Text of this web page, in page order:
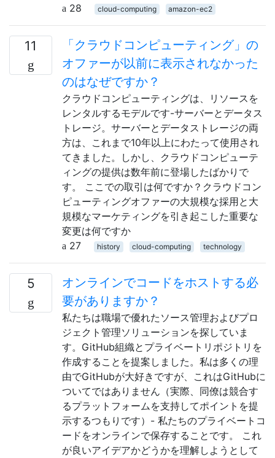
28
cloud-computing amazon-ec2
11
「クラウドコンピューティング」の
オファーが以前に表示されなかった
のはなぜですか？
クラウドコンピューティングは、リソースを
レンタルするモデルです-サーバーとデータス
トレージ。サーバーとデータストレージの両
方は、これまで10年以上にわたって使用され
てきました。しかし、クラウドコンピューテ
ィングの提供は数年前に登場したばかりで
す。 ここでの取引は何ですか？クラウドコン
ピューティングオファーの大規模な採用と大
規模なマーケティングを引き起こした重要な
変更は何ですか
27
history cloud-computing technology
5
オンラインでコードをホストする必
要がありますか？
私たちは職場で優れたソース管理およびプロ
ジェクト管理ソリューションを探していま
す。GitHub組織とプライベートリポジトリを
作成することを提案しました。私は多くの理
由でGitHubが大好きですが、これはGitHubに
ついてではありません（実際、同僚は競合す
るプラットフォームを支持してポイントを提
示するつもりです）- 私たちのプライベートコ
ードをオンラインで保存することです。 これ
が良いアイデアかどうかを理解しようとして